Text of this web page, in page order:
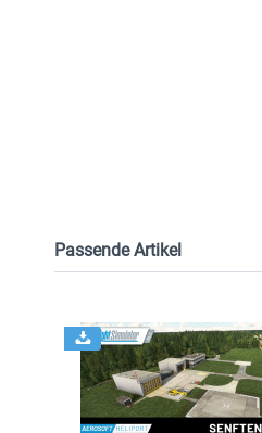
Passende Artikel